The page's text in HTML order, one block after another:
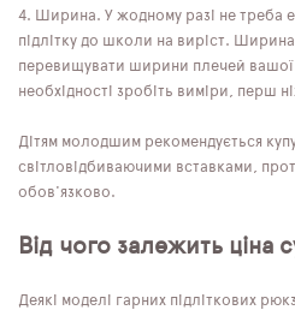
Ширина. У жодному разі не треба
підлітку до школи на виріст.
перевищувати ширини плечей вашої
необхідності зробіть виміри, перш
Дітям молодшим рекомендується
світловідбиваючими вставками,
обов'язково.
Від чого залежить ціна
Деякі моделі гарних підліткових